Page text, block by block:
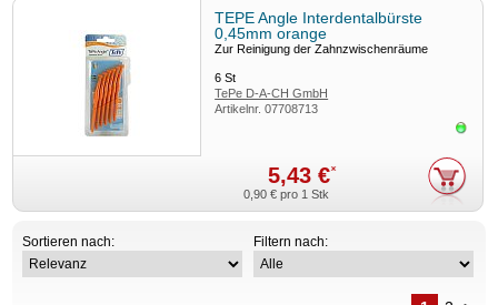
TEPE Angle Interdentalbürste
0,45mm orange
Zur Reinigung der Zahnzwischenräume
6St
TePe D-A-CH GmbH
Artikelnr.07708713
5,43 €*
0,90 € pro 1 Stk
Sortieren nach: Filtern nach: